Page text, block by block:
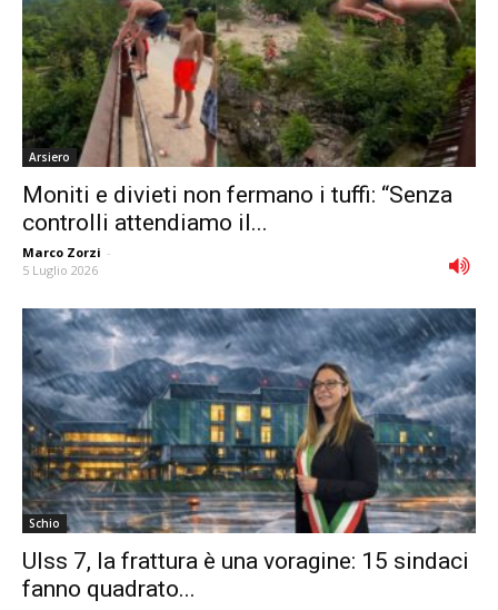
Arsiero
Moniti e divieti non fermano i tuffi: “Senza
controlli attendiamo il...
Marco Zorzi -
5 Luglio 2026
Schio
Ulss 7, la frattura è una voragine: 15 sindaci
fanno quadrato...